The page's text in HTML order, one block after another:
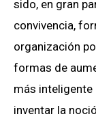
sido, en gran
convivencia,
organización
formas de
más inteligente
inventar la